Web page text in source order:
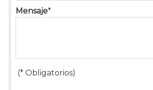
Mensaje*
(* Obligatorios)